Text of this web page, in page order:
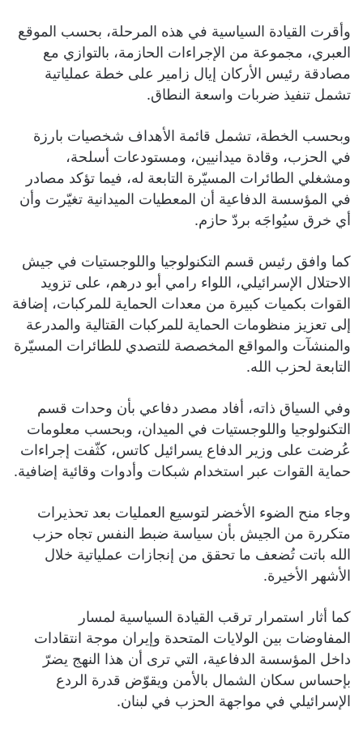
وأقرت القيادة السياسية في هذه المرحلة، بحسب الموقع
العبري، مجموعة من الإجراءات الحازمة، بالتوازي مع
مصادقة رئيس الأركان إيال زامير على خطة عملياتية
تشمل تنفيذ ضربات واسعة النطاق.
وبحسب الخطة، تشمل قائمة الأهداف شخصيات بارزة
في الحزب، وقادة ميدانيين، ومستودعات أسلحة،
ومشغلي الطائرات المسيّرة التابعة له، فيما تؤكد مصادر
في المؤسسة الدفاعية أن المعطيات الميدانية تغيّرت وأن
أي خرق سيُواجَه بردّ حازم.
كما وافق رئيس قسم التكنولوجيا واللوجستيات في جيش
الاحتلال الإسرائيلي، اللواء رامي أبو درهم، على تزويد
القوات بكميات كبيرة من معدات الحماية للمركبات، إضافة
إلى تعزيز منظومات الحماية للمركبات القتالية والمدرعة
والمنشآت والمواقع المخصصة للتصدي للطائرات المسيّرة
التابعة لحزب الله.
وفي السياق ذاته، أفاد مصدر دفاعي بأن وحدات قسم
التكنولوجيا واللوجستيات في الميدان، وبحسب معلومات
عُرضت على وزير الدفاع يسرائيل كاتس، كثّفت إجراءات
حماية القوات عبر استخدام شبكات وأدوات وقائية إضافية.
وجاء منح الضوء الأخضر لتوسيع العمليات بعد تحذيرات
متكررة من الجيش بأن سياسة ضبط النفس تجاه حزب
الله باتت تُضعف ما تحقق من إنجازات عملياتية خلال
الأشهر الأخيرة.
كما أثار استمرار ترقب القيادة السياسية لمسار
المفاوضات بين الولايات المتحدة وإيران موجة انتقادات
داخل المؤسسة الدفاعية، التي ترى أن هذا النهج يضرّ
بإحساس سكان الشمال بالأمن ويقوّض قدرة الردع
الإسرائيلي في مواجهة الحزب في لبنان.